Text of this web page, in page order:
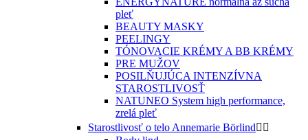
pleť
BEAUTY MASKY
PEELINGY
TÓNOVACIE KRÉMY A BB KRÉMY
PRE MUŽOV
POSILŇUJÚCA INTENZÍVNA
STAROSTLIVOSŤ
NATUNEO System high performance,
zrelá pleť
Starostlivosť o telo Annemarie Börlind 